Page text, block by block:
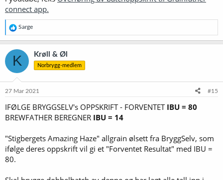
connect app.
R
e
a
k
s
j
o
e
:
Sarge
K Krøll & Øl
Norbrygg-medlem
27 Mar 2021 #15
IFØLGE BRYGGSELV's OPPSKRIFT - FORVENTETIBU = 80
BREWFATHER BEREGNER IBU = 14
"Stigbergets Amazing Haze" allgrain ølsett fra BryggSelv, som
ifølge deres oppskrift vil gi et "Forventet Resultat" med IBU =
80.